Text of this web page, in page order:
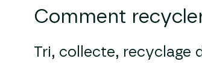
Comment
Tri, collecte, recyclage